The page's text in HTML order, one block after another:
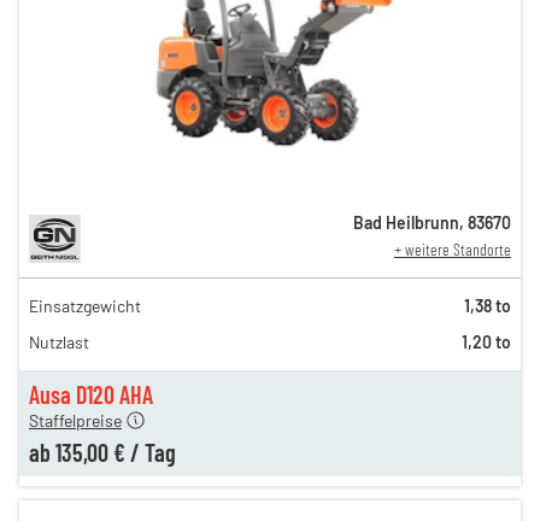
Ausa D120 AHA
165,00 €
145,00 €
Staffelpreise
ab 135,00 € / Tag
Bad Heilbrunn, 83670
+ weitere Standorte
Einsatzgewicht
1,38 to
Nutzlast
1,20 to